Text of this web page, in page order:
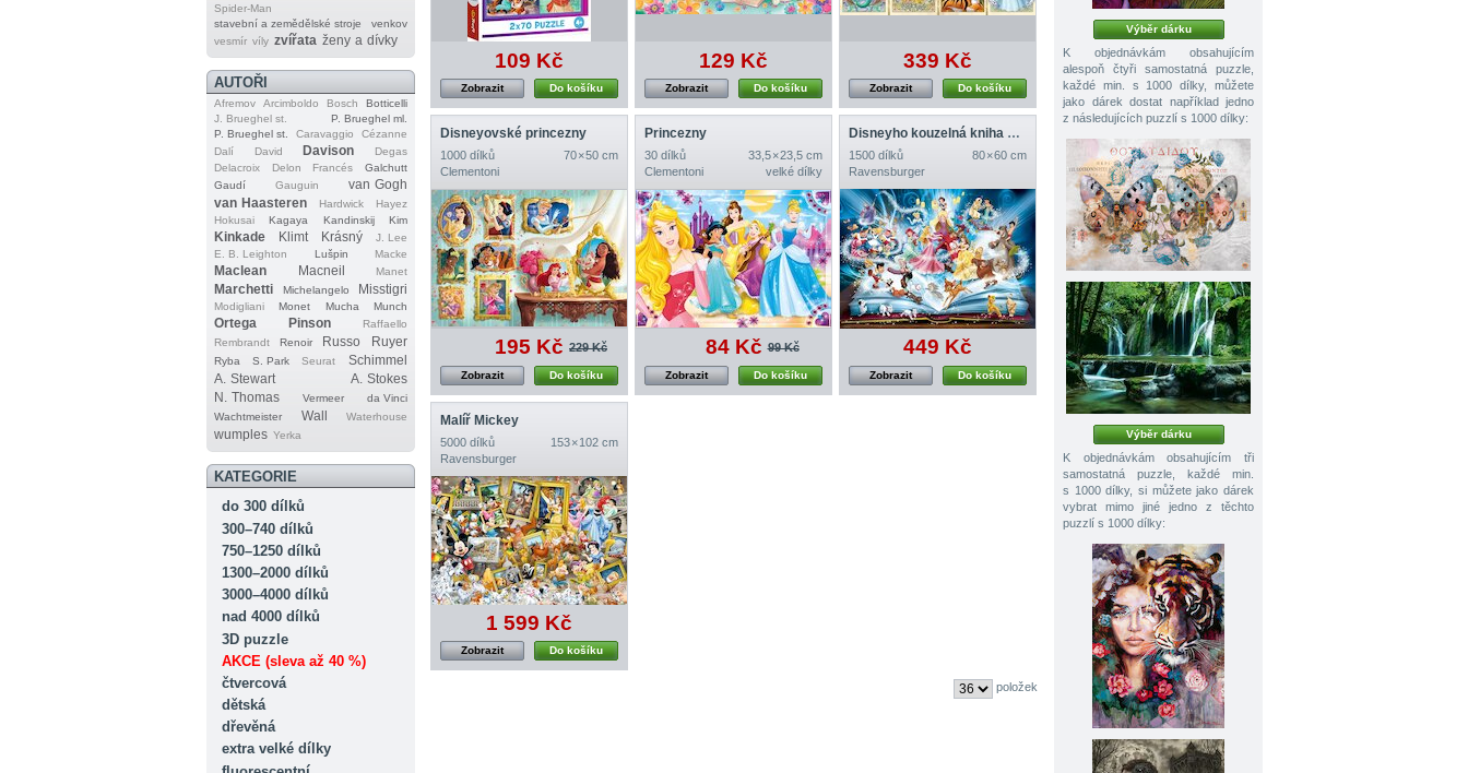
Spider‐Man
stavební a zemědělské stroje
venkov
vesmír víly zvířata ženy a dívky
AUTOŘI
Afremov Arcimboldo Bosch
Botticelli
J. Brueghel st.
P. Brueghel ml.
P. Brueghel st.
Caravaggio
Cézanne
Dalí
David Davison
Degas
Delacroix
Delon Francés
Galchutt
Gaudí
Gauguin
van Gogh
van Haasteren
Hardwick
Hayez
Hokusai
Kagaya Kandinskij Kim
Kinkade Klimt Krásný
J. Lee
E. B. Leighton
Lušpin Macke
Maclean Macneil Manet
Marchetti Michelangelo Misstigri
Modigliani Monet Mucha Munch
Ortega Pinson
Raffaello
Rembrandt
Renoir Russo Ruyer
Ryba S. Park Seurat
Schimmel
A. Stewart
A. Stokes
N. Thomas
Vermeer
da Vinci
Wachtmeister
Wall Waterhouse
wumples Yerka
KATEGORIE
do 300 dílků
300–740 dílků
750–1250 dílků
1300–2000 dílků
3000–4000 dílků
nad 4000 dílků
3D puzzle
AKCE (sleva až 40 %)
čtvercová
dětská
dřevěná
extra velké dílky
109 Kč
Do košíku
Zobrazit
129 Kč
Do košíku
Zobrazit
339 Kč
Do košíku
Zobrazit
Disneyovské princezny
1000 dílků
70 × 50 cm
Clementoni
195 Kč 229 Kč
Do košíku
Zobrazit
Princezny
30 dílků
33,5 × 23,5 cm
Clementoni
velké dílky
84 Kč 99 Kč
Do košíku
Zobrazit
Disneyho kouzelná kniha pohádek
1500 dílků
80 × 60 cm
Ravensburger
449 Kč
Do košíku
Zobrazit
Malíř Mickey
5000 dílků
153 × 102 cm
Ravensburger
1 599 Kč
Do košíku
Zobrazit
položek
Výběr dárku
K objednávkám obsahujícím
alespoň čtyři samostatná puzzle,
každé min. s 1000 dílky, můžete
jako dárek dostat například jedno
z následujících puzzlí s 1000 dílky:
Výběr dárku
K objednávkám obsahujícím tři
samostatná puzzle, každé min.
s 1000 dílky, si můžete jako dárek
vybrat mimo jiné jedno z těchto
puzzlí s 1000 dílky: